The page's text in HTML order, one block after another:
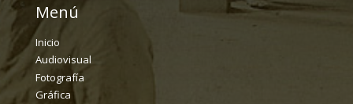
Menú
Inicio
Audiovisual
Fotografía
Gráfica